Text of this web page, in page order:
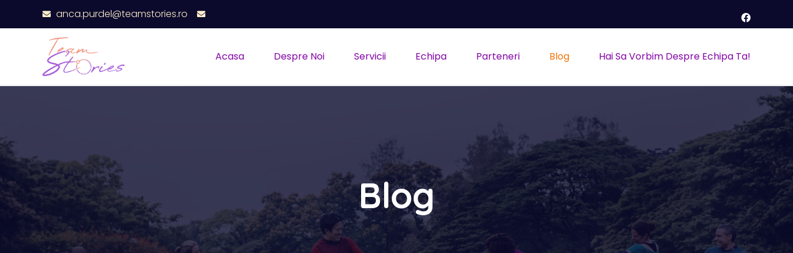
anca.purdel@teamstories.ro
Acasa Despre Noi Servicii Echipa Parteneri Blog Hai Sa Vorbim Despre Echipa Ta!
Blog